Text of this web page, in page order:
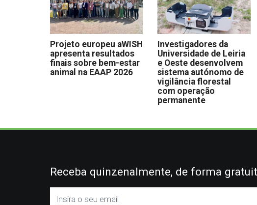
Projeto europeu aWISH
apresenta resultados
finais sobre bem-estar
animal na EAAP 2026
Investigadores da
Universidade de Leiria
e Oeste desenvolvem
sistema autónomo de
vigilância florestal
com operação
permanente
Receba quinzenalmente, de forma